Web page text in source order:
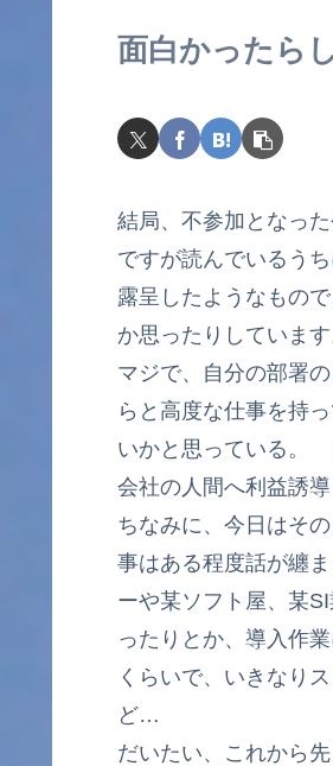
面白かったら
結局、不参加となっ
ですが読んでいるう
露呈したようなもの
か思ったりしています
マジで、自分の部署
らと高度な仕事を持
いかと思っている。
会社の人間へ利益誘
ちなみに、今日はそ
事はある程度話が纏
ーや某ソフト屋、某
ったりとか、導入作
くらいで、いきなり
ど…
だいたい、これから